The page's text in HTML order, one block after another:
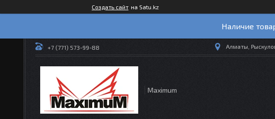
Создать сайт на Satu.kz
Наличие
+7 (771) 573-99-88 Алматы,
Maximum